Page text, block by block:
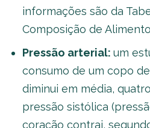
informações são da
Composição de
Pressão arterial: um
consumo de um copo
diminui em média,
pressão sistólica
coração contrai,